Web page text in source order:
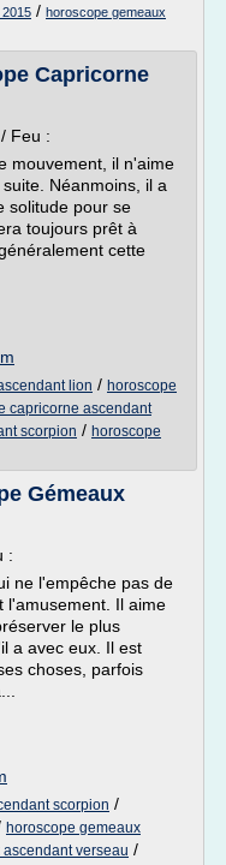
/ horoscope gemeaux
Capricorne
Feu :
mouvement, il n'aime
Néanmoins, il a
solitude pour se
toujours prêt à
cette
lion / horoscope
capricorne ascendant
scorpion / horoscope
Gémeaux
:
ne l'empêche pas de
l'amusement. Il aime
le plus
a avec eux. Il est
choses, parfois
scorpion /
horoscope gemeaux
verseau /